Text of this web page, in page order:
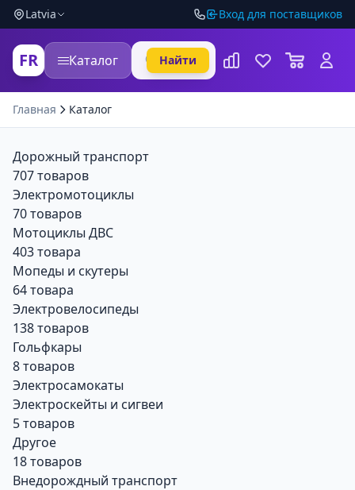
Latvia Вход для поставщиков
FR Каталог Найти
Главная Каталог
Дорожный транспорт
707 товаров
Электромотоциклы
70 товаров
Мотоциклы ДВС
403 товара
Мопеды и скутеры
64 товара
Электровелосипеды
138 товаров
Гольфкары
8 товаров
Электросамокаты
Электроскейты и сигвеи
5 товаров
Другое
18 товаров
Внедорождный транспорт